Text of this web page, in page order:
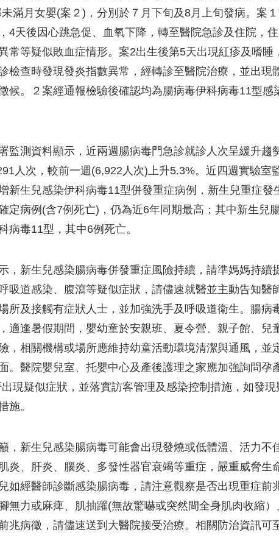
未滿月女嬰(案２)，分別於７月下旬及8月上旬發病。案
4天後因心跳急促、血氧下降，轉至醫院急診及住院，
常等疑似敗血症情形。案2出生後第5天出現紅疹及嗜
檢查時發現發炎指數異常，經轉診至醫院治療，並出現
候。２案經通報檢驗後確認均為腸病毒伊科病毒11型
監測資料顯示，近兩週腸病毒門急診就診人次呈緩升趨
人次，較前一週(6,922人次)上升5.3%。近四週實驗室
新生兒感染伊科病毒11型併發重症病例，新生兒重症
定病例(含7例死亡)，仍為近6年同期最高；其中新生兒
病毒11型，其中6例死亡。
，新生兒感染腸病毒併發重症風險持續，請準媽媽持續
吸道感染、腹瀉等疑似症狀，請儘速就醫並主動告知醫
所及接觸有症狀人士，並加強洗手及呼吸道衛生。腸
適逢暑假期間，嬰幼童於安親班、夏令營、親子館、兒
，相關機構或場所應維持幼童活動環境清潔與通風，並
。醫院嬰兒室、托嬰中心及產後護理之家應加強詢問孕
現疑似症狀，並落實訪客管理及感染控制措施，如發
施。
，新生兒感染腸病毒可能會出現發燒或低體溫、活力不
炎、肝炎、腦炎、多發性器官衰竭等重症，嚴重威脅生
如經醫師診斷感染腸病毒，請注意觀察是否出現重症前
無力或麻痺、肌抽躍(無故驚嚇或突然間全身肌肉收縮
兆病徵，請儘速送到大醫院接受治療。相關防治資訊可